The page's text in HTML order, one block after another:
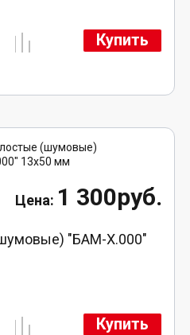
Купить
1 300руб.
"БАМ-Х.000"
Купить